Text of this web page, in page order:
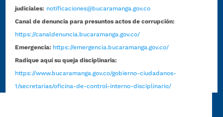
judiciales: notificaciones@bucaramanga.gov.co
Canal de denuncia para presuntos actos de corrupción:
https://canaldenuncia.bucaramanga.gov.co/
Emergencia: https://emergencia.bucaramanga.gov.co/
Radique aquí su queja disciplinaria:
https://www.bucaramanga.gov.co/gobierno-ciudadanos-
1/secretarias/oficina-de-control-interno-disciplinario/